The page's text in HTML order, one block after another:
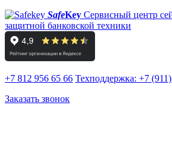
SafeKey Сервисный центр
защитной банковской техники
+7 812 956 65 66 Техподдержка: +7
Заказать звонок